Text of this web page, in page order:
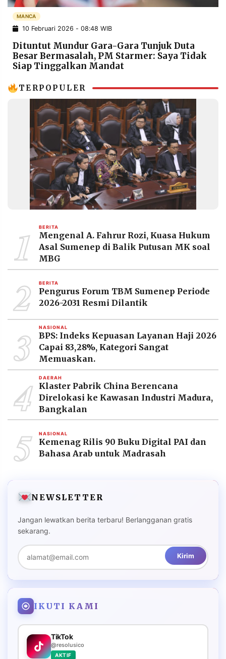
POLICY WARGA
INFORMASI
IKLAN
KIRIM
PENGADUAN TERM
OF
SERVICE
IKUTI
PRAMUDITA
Resolusi.co
-
2026
PT.
RESOLUSI
PRAMUDITA
MANCA
10 Februari 2026 - 08:48 WIB
Dituntut Mundur Gara-Gara Tunjuk Duta
Besar Bermasalah, PM Starmer: Saya Tidak
Siap Tinggalkan Mandat
TERPOPULER
1 BERITA
Mengenal A. Fahrur Rozi, Kuasa Hukum
Asal Sumenep di Balik Putusan MK soal
MBG
2 BERITA
Pengurus Forum TBM Sumenep Periode
2026-2031 Resmi Dilantik
3 NASIONAL
BPS: Indeks Kepuasan Layanan Haji 2026
Capai 83,28%, Kategori Sangat
Memuaskan.
4 DAERAH
Klaster Pabrik China Berencana
Direlokasi ke Kawasan Industri Madura,
Bangkalan
5 NASIONAL
Kemenag Rilis 90 Buku Digital PAI dan
Bahasa Arab untuk Madrasah
NEWSLETTER
Jangan lewatkan berita terbaru! Berlangganan gratis
sekarang.
Kirim
IKUTI KAMI
TikTok
@resolusico
AKTIF